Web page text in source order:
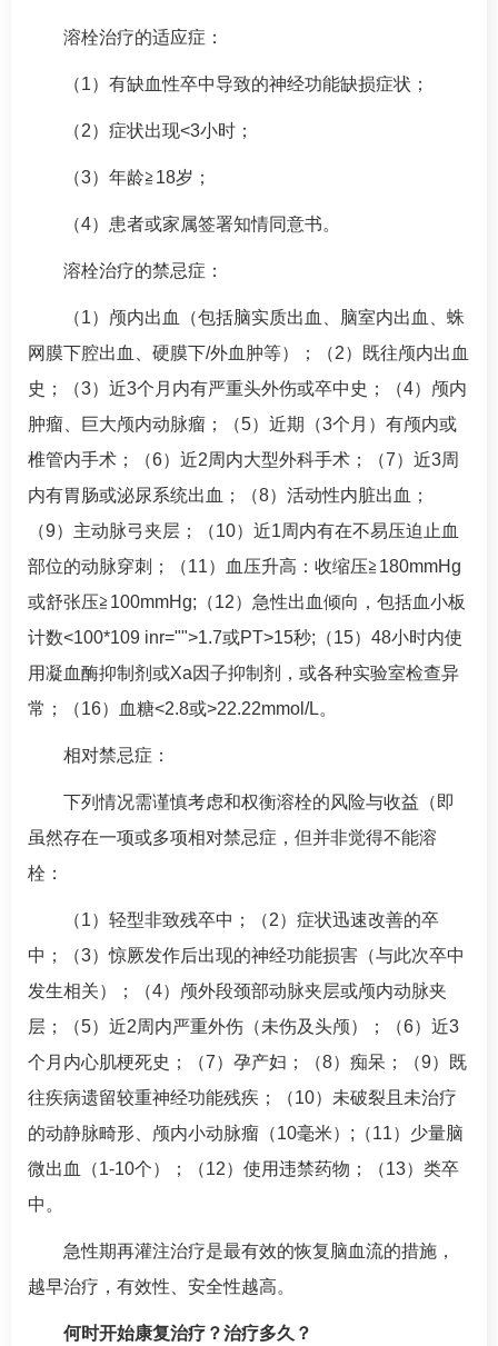
溶栓治疗的适应症：
（1）有缺血性卒中导致的神经功能缺损症状；
（2）症状出现<3小时；
（3）年龄≧18岁；
（4）患者或家属签署知情同意书。
溶栓治疗的禁忌症：
（1）颅内出血（包括脑实质出血、脑室内出血、蛛
网膜下腔出血、硬膜下/外血肿等）；（2）既往颅内出血
史；（3）近3个月内有严重头外伤或卒中史；（4）颅内
肿瘤、巨大颅内动脉瘤；（5）近期（3个月）有颅内或
椎管内手术；（6）近2周内大型外科手术；（7）近3周
内有胃肠或泌尿系统出血；（8）活动性内脏出血；
（9）主动脉弓夹层；（10）近1周内有在不易压迫止血
部位的动脉穿刺；（11）血压升高：收缩压≧180mmHg
或舒张压≧100mmHg;（12）急性出血倾向，包括血小板
计数<100*109 inr="">1.7或PT>15秒;（15）48小时内使
用凝血酶抑制剂或Xa因子抑制剂，或各种实验室检查异
常；（16）血糖<2.8或>22.22mmol/L。
相对禁忌症：
下列情况需谨慎考虑和权衡溶栓的风险与收益（即
虽然存在一项或多项相对禁忌症，但并非觉得不能溶
栓：
（1）轻型非致残卒中；（2）症状迅速改善的卒
中；（3）惊厥发作后出现的神经功能损害（与此次卒中
发生相关）；（4）颅外段颈部动脉夹层或颅内动脉夹
层；（5）近2周内严重外伤（未伤及头颅）；（6）近3
个月内心肌梗死史；（7）孕产妇；（8）痴呆；（9）既
往疾病遗留较重神经功能残疾；（10）未破裂且未治疗
的动静脉畸形、颅内小动脉瘤（10毫米）;（11）少量脑
微出血（1-10个）；（12）使用违禁药物；（13）类卒
中。
急性期再灌注治疗是最有效的恢复脑血流的措施，
越早治疗，有效性、安全性越高。
何时开始康复治疗？治疗多久？